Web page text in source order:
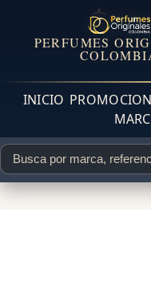
PERFUMES
INICIO